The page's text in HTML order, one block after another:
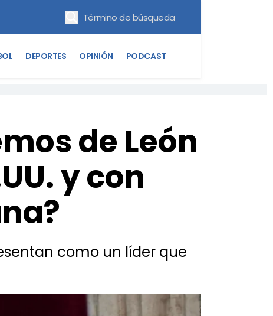
DEPORTES OPINIÓN PODCAST
de León
y con
como un líder que